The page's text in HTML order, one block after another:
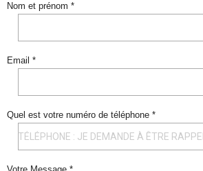
Nom et prénom *
Email *
Quel est votre numéro de téléphone *